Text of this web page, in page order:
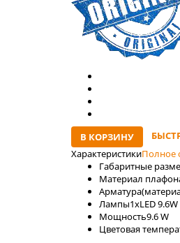
В КОРЗИНУ
ХарактеристикиПолное
Габаритные
Материал
Лaмпы1xLED
Мощность9.6 W
Цветовая